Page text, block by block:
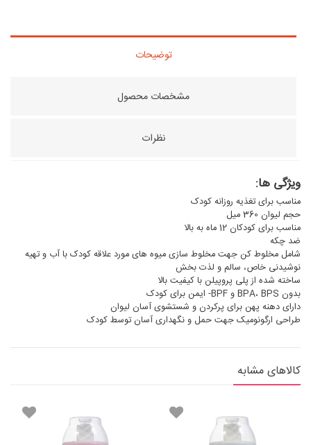
توضیحات
مشخصات محصول
نظرات
ویژگی ها:
مناسب برای تغذیه روزانه کودک
حجم لیوان 360 میل
مناسب برای کودکان 12 ماه به بالا
ضد چکه
شامل مخلوط کن جهت مخلوط سازی میوه های مورد علاقه کودک با آب و تهیه
نوشیدنی خاص، سالم و لذت بخش
ساخته شده از پلی پروپیلن با کیفیت بالا
بدون BPA، BPS و BPF- ایمن برای کودک
دارای دهنه پهن برای پرکردن و شستشوی آسان لیوان
طراحی ارگونومیک جهت حمل و نگهداری آسان توسط کودک
کالاهای مشابه